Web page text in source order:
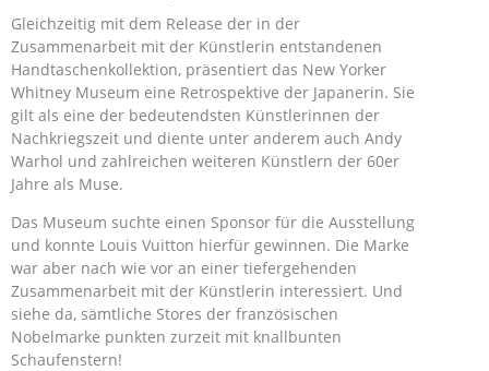
Gleichzeitig mit dem Release der in der
Zusammenarbeit mit der Künstlerin entstandenen
Handtaschenkollektion, präsentiert das New Yorker
Whitney Museum eine Retrospektive der Japanerin. Sie
gilt als eine der bedeutendsten Künstlerinnen der
Nachkriegszeit und diente unter anderem auch Andy
Warhol und zahlreichen weiteren Künstlern der 60er
Jahre als Muse.
Das Museum suchte einen Sponsor für die Ausstellung
und konnte Louis Vuitton hierfür gewinnen. Die Marke
war aber nach wie vor an einer tiefergehenden
Zusammenarbeit mit der Künstlerin interessiert. Und
siehe da, sämtliche Stores der französischen
Nobelmarke punkten zurzeit mit knallbunten
Schaufenstern!